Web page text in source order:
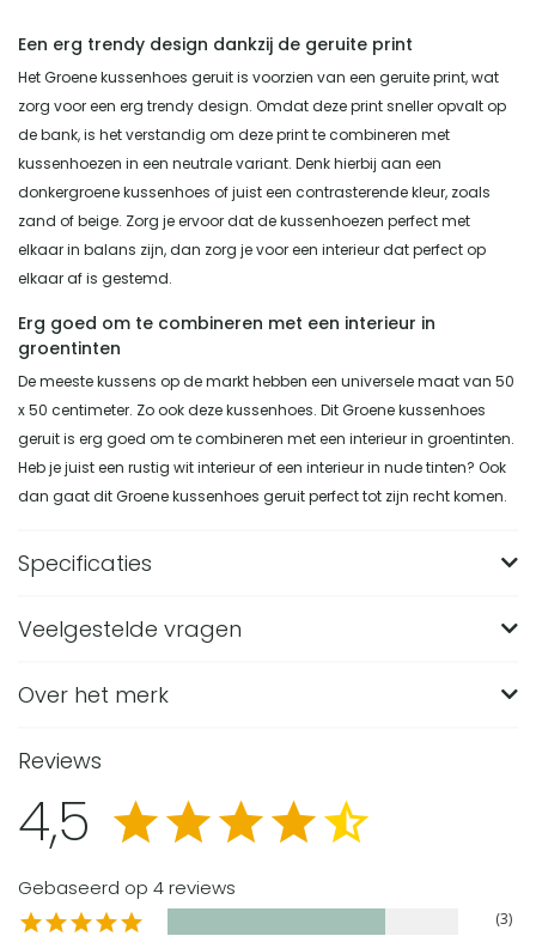
Een erg trendy design dankzij de geruite print
Het Groene kussenhoes geruit is voorzien van een geruite print, wat
zorg voor een erg trendy design. Omdat deze print sneller opvalt op
de bank, is het verstandig om deze print te combineren met
kussenhoezen in een neutrale variant. Denk hierbij aan een
donkergroene kussenhoes of juist een contrasterende kleur, zoals
zand of beige. Zorg je ervoor dat de kussenhoezen perfect met
elkaar in balans zijn, dan zorg je voor een interieur dat perfect op
elkaar af is gestemd.
Erg goed om te combineren met een interieur in
groentinten
De meeste kussens op de markt hebben een universele maat van 50
x 50 centimeter. Zo ook deze kussenhoes. Dit Groene kussenhoes
geruit is erg goed om te combineren met een interieur in groentinten.
Heb je juist een rustig wit interieur of een interieur in nude tinten? Ook
dan gaat dit Groene kussenhoes geruit perfect tot zijn recht komen.
Specificaties
Merk
Materiaal
Gewicht (in KG) 0.130
Hotel chique
Veelgestelde vragen
Welke afmeting heeft de QUVIO kussenhoes geruit
Deze kussenhoes heeft een vierkante afmeting van 50 x 50
cm. Dat is een gangbaar formaat voor sierkussens op de
bank of op bed.
gemaakt?
De kussenhoes is gemaakt van fluweel. Dit materiaal geeft
de hoes een zachte uitstraling en sluit aan bij de hotel
chique stijl van het product.
vulling?
Over het merk
Reviews
4,5
Gebaseerd op 4 reviews
3